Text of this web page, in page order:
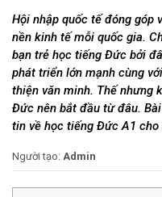
Hội nhập quốc tế đóng góp
nền kinh tế mỗi quốc gia.
bạn trẻ học tiếng Đức bởi
phát triển lớn mạnh cùng
thiện văn minh. Thế nhưng
Đức nên bắt đầu từ đâu.
tin về học tiếng Đức A1
Người tạo: Admin